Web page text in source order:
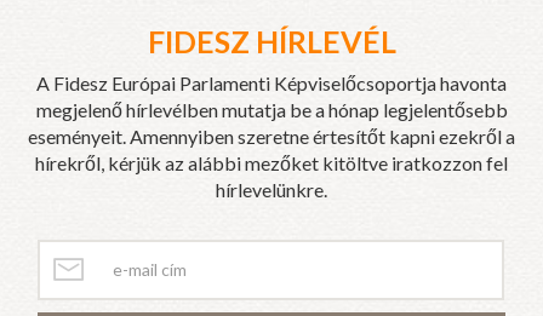
FIDESZ HÍRLEVÉL
A Fidesz Európai Parlamenti Képviselőcsoportja havonta
megjelenő hírlevélben mutatja be a hónap legjelentősebb
eseményeit. Amennyiben szeretne értesítőt kapni ezekről a
hírekről, kérjük az alábbi mezőket kitöltve iratkozzon fel
hírlevelünkre.